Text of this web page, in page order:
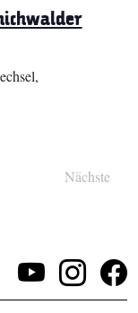
Nächste